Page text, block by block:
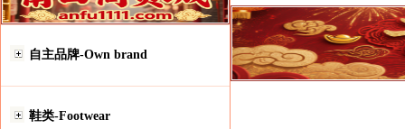
自主品牌-Own brand
鞋类-Footwear